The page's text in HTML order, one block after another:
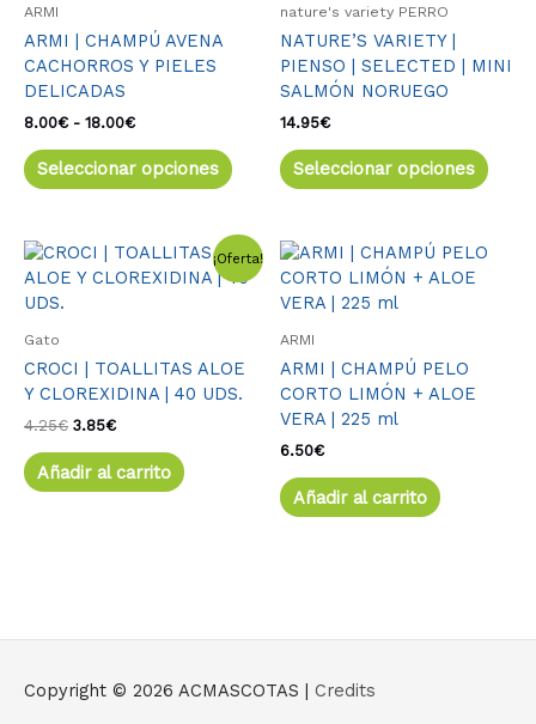
ARMI
ARMI | CHAMPÚ AVENA
CACHORROS Y PIELES
DELICADAS
8.00€ - 18.00€
18.00€
Seleccionar opciones
variantes.
opciones
pueden
en
de
producto
nature's variety PERRO
NATURE’S VARIETY |
PIENSO | SELECTED | MINI
SALMÓN NORUEGO
14.95€
Seleccionar opciones en
de
¡Oferta!
Gato
CROCI | TOALLITAS ALOE
Y CLOREXIDINA | 40 UDS.
4.25€
El
precio
3.85€
El
precio
Añadir al carrito
ARMI
ARMI | CHAMPÚ PELO
CORTO LIMÓN + ALOE
VERA | 225 ml
6.50€
Añadir al carrito
Copyright © 2026 ACMASCOTAS | Credits